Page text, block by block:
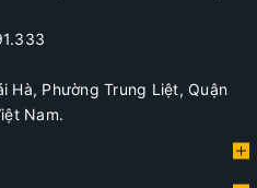
Hà, Phường Trung Liệt, Quận
Nam.